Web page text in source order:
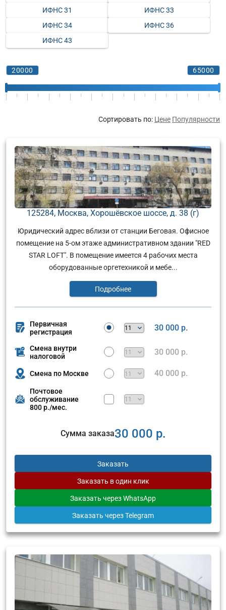
ИФНС 31
ИФНС 33
ИФНС 34
ИФНС 36
ИФНС 43
Сортировать по: Цене Популярности
125284, Москва, Хорошёвское шоссе, д. 38 (г)
Юридический адрес вблизи от станции Беговая. Офисное
помещение на 5-ом этаже административном здании "RED
STAR LOFT". В помещение имеется 4 рабочих места
оборудованные оргетехникой и мебе...
Подробнее
Первичная
регистрация
30 000 р.
Смена внутри
налоговой
30 000 р.
Смена по Москве 40 000 р.
Почтовое
обслуживание
800 р./мес.
Сумма заказа30 000 р.
Заказать
Заказать в один клик
Заказать через WhatsApp
Заказать через Telegram